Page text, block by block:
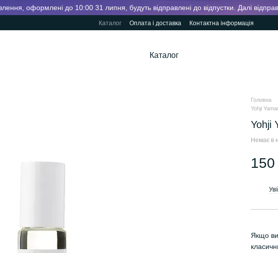
оформлені до 10:00 31 липня, будуть відправлені до відпустки. Далі
Каталог Оплата і доставка Контактна інформація
Каталог
Головна
Yohji
Yohji
Немає в
150
Якщо ви